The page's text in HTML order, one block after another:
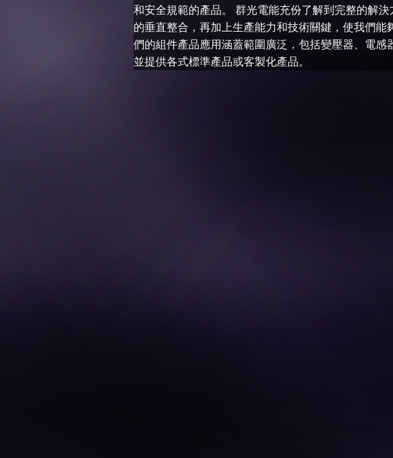
和安全規範的產品。 群光電能充份了解到完整的解
的垂直整合，再加上生產能力和技術關鍵，使我們能
們的組件產品應用涵蓋範圍廣泛，包括變壓器、電感
並提供各式標準產品或客製化產品。